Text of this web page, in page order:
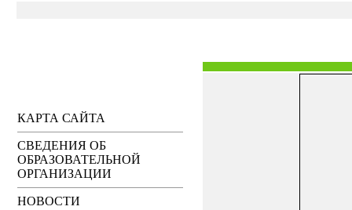
КАРТА САЙТА
СВЕДЕНИЯ ОБ
ОБРАЗОВАТЕЛЬНОЙ
ОРГАНИЗАЦИИ
НОВОСТИ